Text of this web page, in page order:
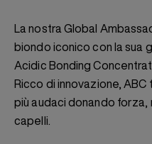
La nostra Global
biondo iconico con la sua
Acidic Bonding
Ricco di innovazione,
più audaci donando
capelli.